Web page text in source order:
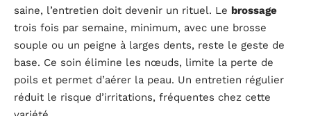
saine, l’entretien doit devenir un rituel. Le brossage
trois fois par semaine, minimum, avec une brosse
souple ou un peigne à larges dents, reste le geste de
base. Ce soin élimine les nœuds, limite la perte de
poils et permet d’aérer la peau. Un entretien régulier
réduit le risque d’irritations, fréquentes chez cette